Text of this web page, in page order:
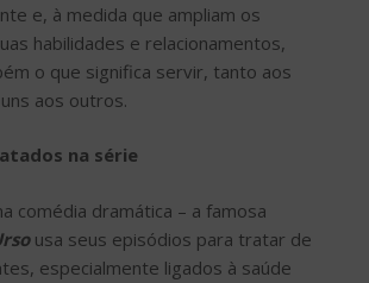
e, à medida que ampliam os
habilidades e relacionamentos,
o que significa servir, tanto aos
aos outros.
na série
comédia dramática – a famosa
usa seus episódios para tratar de
especialmente ligados à saúde